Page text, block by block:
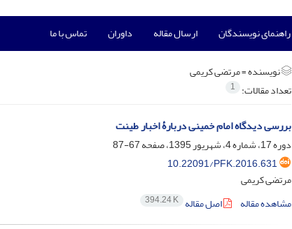
راهنمای نویسندگان ارسال مقاله داوران تماس با ما
نویسنده =مرتضی کریمی
تعداد مقالات: 1
بررسی دیدگاه امام خمینی دربارۀ اخبار طینت
دوره 17، شماره 4، شهریور 1395، صفحه
67-87
10.22091/PFK.2016.631
مرتضی کریمی
مشاهده مقاله
اصل مقاله 394.24 K